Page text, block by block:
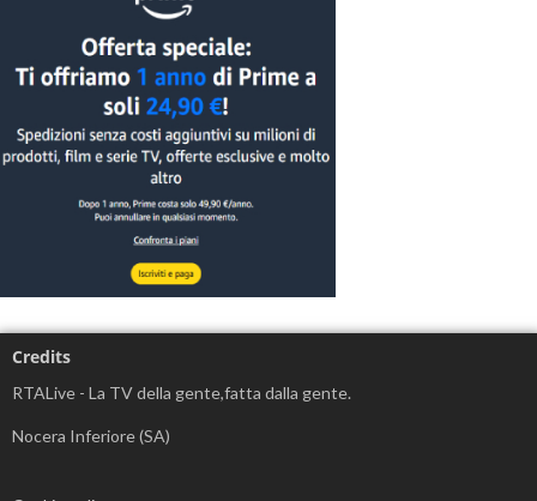
Credits
RTALive - La TV della gente,fatta dalla gente.
Nocera Inferiore (SA)